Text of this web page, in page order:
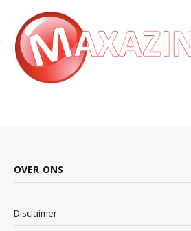
OVER ONS
Disclaimer